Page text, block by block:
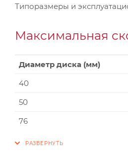
Типоразмеры и
Максимальная
Диаметр диска (мм)
40
50
76